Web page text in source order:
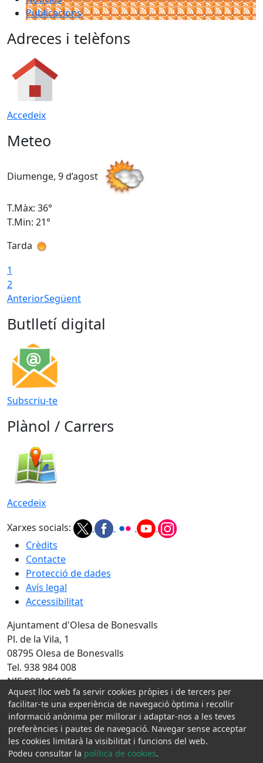
Publicacions
Adreces i telèfons
Accedeix
Meteo
Diumenge, 9 d’agost
T.Màx: 36°
T.Min: 21°
Tarda
1
2
AnteriorSegüent
Butlletí digital
Subscriu-te
Plànol / Carrers
Accedeix
Xarxes socials:
Crèdits
Contacte
Protecció de dades
Avís legal
Accessibilitat
Ajuntament d'Olesa de Bonesvalls
Pl. de la Vila, 1
08795 Olesa de Bonesvalls
Tel. 938 984 008
NIF P0814500E
Amb la col·laboració de:
Aquest lloc web fa servir cookies pròpies i de tercers per
facilitar-te una experiència de navegació òptima i recollir
informació anònima per millorar i adaptar-nos a les teves
preferències i pautes de navegació. Navegar sense acceptar
les cookies limitarà la visibilitat i funcions del web.
Podeu consultar la política de cookies.